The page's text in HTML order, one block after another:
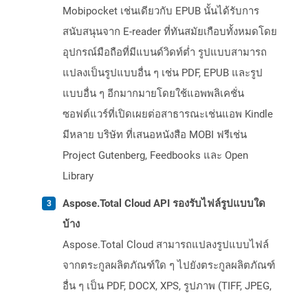
Mobipocket เช่นเดียวกับ EPUB นั้นได้รับการ
สนับสนุนจาก E-reader ที่ทันสมัยเกือบทั้งหมดโดย
อุปกรณ์มือถือที่มีแบนด์วิดท์ต่ำ รูปแบบสามารถ
แปลงเป็นรูปแบบอื่น ๆ เช่น PDF, EPUB และรูป
แบบอื่น ๆ อีกมากมายโดยใช้แอพพลิเคชั่น
ซอฟต์แวร์ที่เปิดเผยต่อสาธารณะเช่นแอพ Kindle
มีหลาย บริษัท ที่เสนอหนังสือ MOBI ฟรีเช่น
Project Gutenberg, Feedbooks และ Open
Library
Aspose.Total Cloud API รองรับไฟล์รูปแบบใด
บ้าง
Aspose.Total Cloud สามารถแปลงรูปแบบไฟล์
จากตระกูลผลิตภัณฑ์ใด ๆ ไปยังตระกูลผลิตภัณฑ์
อื่น ๆ เป็น PDF, DOCX, XPS, รูปภาพ (TIFF, JPEG,